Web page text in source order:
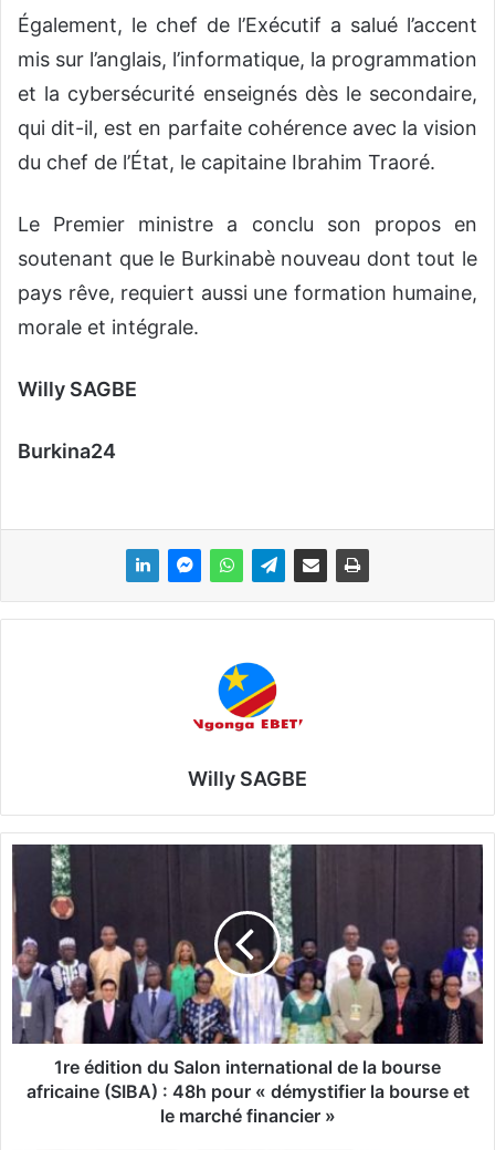
Également, le chef de l’Exécutif a salué l’accent
mis sur l’anglais, l’informatique, la programmation
et la cybersécurité enseignés dès le secondaire,
qui dit-il, est en parfaite cohérence avec la vision
du chef de l’État, le capitaine Ibrahim Traoré.
Le Premier ministre a conclu son propos en
soutenant que le Burkinabè nouveau dont tout le
pays rêve, requiert aussi une formation humaine,
morale et intégrale.
Willy SAGBE
Burkina24
Willy SAGBE
1
e
d
i
t
o
1re édition du Salon international de la bourse
africaine (SIBA) : 48h pour « démystifier la bourse et
le marché financier »